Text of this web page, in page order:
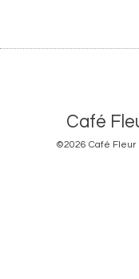
Café
©2026 Café Fleur